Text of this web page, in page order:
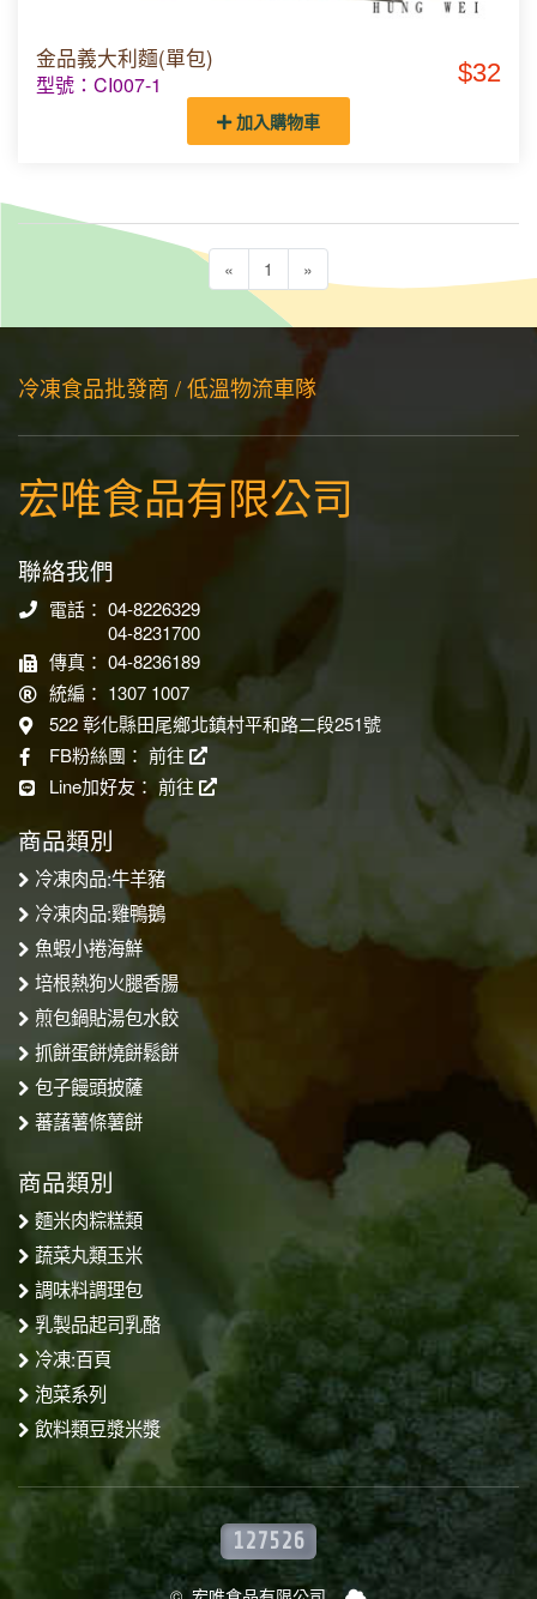
金品義大利麵(單包)
型號：CI007-1 $32
加入購物車
« 1 »
冷凍食品批發商 / 低溫物流車隊
宏唯食品有限公司
聯絡我們
電話： 04-8226329
04-8231700
傳真： 04-8236189
統編： 1307 1007
522 彰化縣田尾鄉北鎮村平和路二段251號
FB粉絲團： 前往
Line加好友： 前往
商品類別
冷凍肉品:牛羊豬
冷凍肉品:雞鴨鵝
魚蝦小捲海鮮
培根熱狗火腿香腸
煎包鍋貼湯包水餃
抓餅蛋餅燒餅鬆餅
包子饅頭披薩
蕃藷薯條薯餅
商品類別
麵米肉粽糕類
蔬菜丸類玉米
調味料調理包
乳製品起司乳酪
冷凍:百頁
泡菜系列
飲料類豆漿米漿
127526